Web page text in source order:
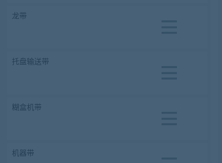
龙带
托盘输送带
糊盒机带
机器带